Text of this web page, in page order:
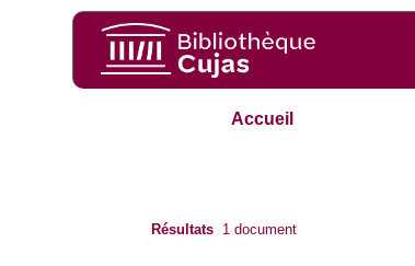
Accueil
Résultats 1 document